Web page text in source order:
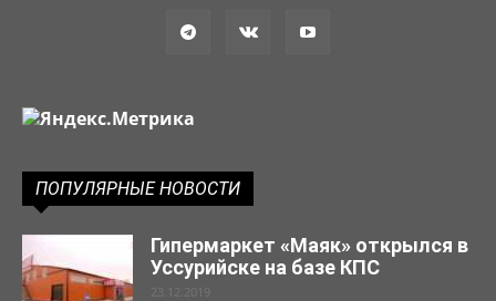
ПОПУЛЯРНЫЕ НОВОСТИ
Гипермаркет «Маяк» открылся в
Уссурийске на базе КПС
23.12.2019